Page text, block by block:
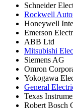
Schneider
Rockwell
Honeywell
Emerson
ABB Ltd
Mitsubishi
Siemens AG
Omron
Yokogawa
General
Texas
Robert Bosch